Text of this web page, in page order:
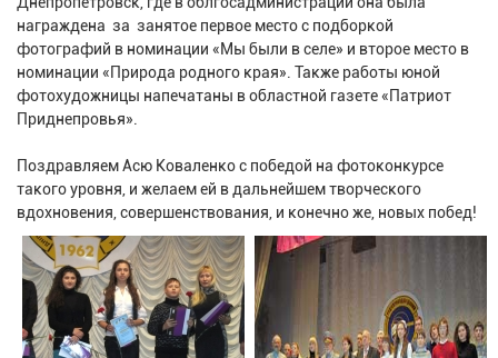
награждена за занятое первое место с подборкой
фотографий в номинации «Мы были в селе» и второе место в
номинации «Природа родного края». Также работы юной
фотохудожницы напечатаны в областной газете «Патриот
Приднепровья».
Поздравляем Асю Коваленко с победой на фотоконкурсе
такого уровня, и желаем ей в дальнейшем творческого
вдохновения, совершенствования, и конечно же, новых побед!